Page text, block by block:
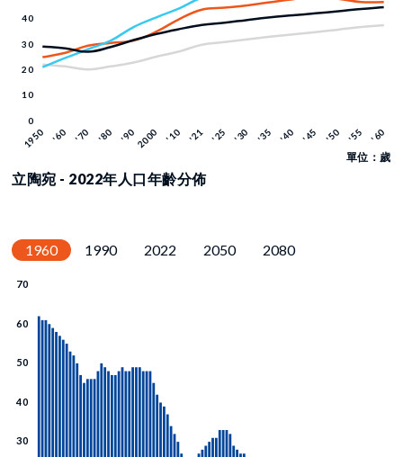
單位：歲
立陶宛 - 2022年人口年齡分佈
1960 1990 2022 2050 2080